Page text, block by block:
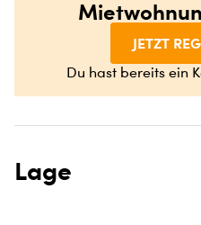
JETZT
Du hast bereits ein
Lage